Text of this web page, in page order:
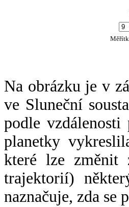
Na obrázku je v
ve Sluneční
podle
planetky
které lze změnit
trajektorií)
naznačuje, zda se